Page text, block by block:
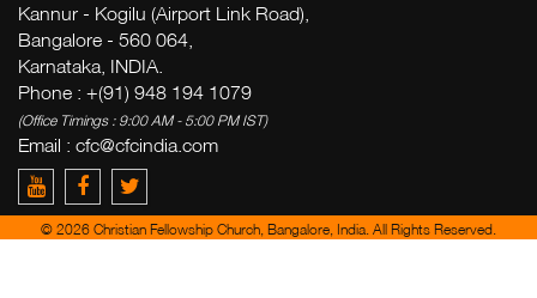
Kannur - Kogilu (Airport Link Road),
Bangalore - 560 064,
Karnataka, INDIA.
Phone : +(91) 948 194 1079
(Office Timings : 9:00 AM - 5:00 PM IST)
Email : cfc@cfcindia.com
© 2026 Christian Fellowship Church, Bangalore, India. All Rights Reserved.